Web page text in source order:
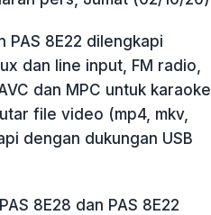
PAS 8E22 dilengkapi
dan line input, FM radio,
dan MPC untuk karaoke,
file video (mp4, mkv,
dengan dukungan USB
8E28 dan PAS 8E22